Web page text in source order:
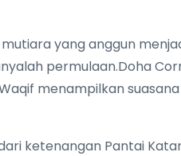
yang anggun
permulaan.Doha
menampilkan
ketenangan Pantai